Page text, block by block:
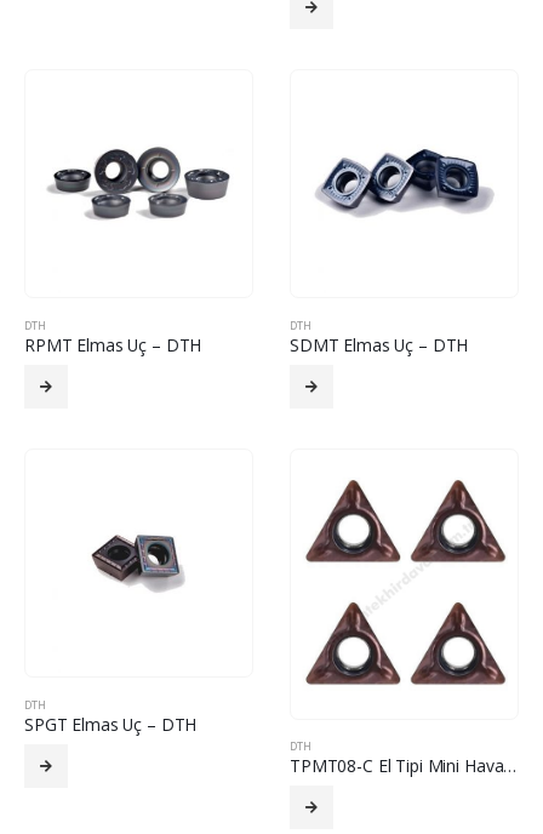
DTH
RPMT Elmas Uç – DTH
DTH
SDMT Elmas Uç – DTH
DTH
SPGT Elmas Uç – DTH
DTH
TPMT08-C El Tipi Mini Havalı Pah Kırma Elmas Uç – DTH